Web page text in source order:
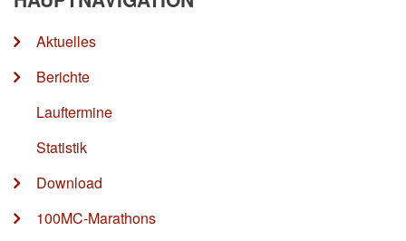
Aktuelles
Berichte
Lauftermine
Statistik
Download
100MC-Marathons